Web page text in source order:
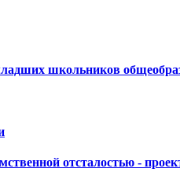
школьников
отсталостью -